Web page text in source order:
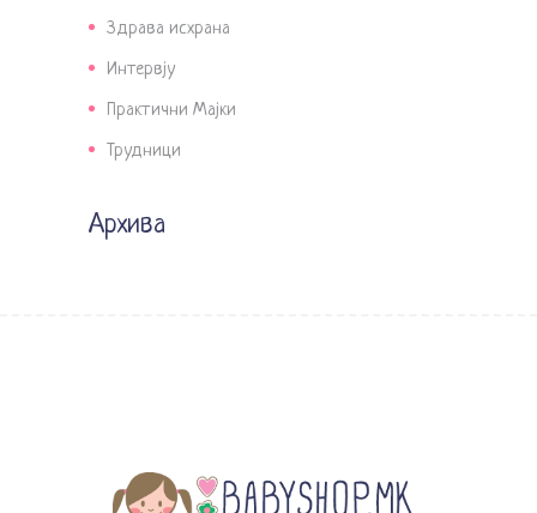
Здрава исхрана
Интервју
Практични Мајки
Трудници
Архива